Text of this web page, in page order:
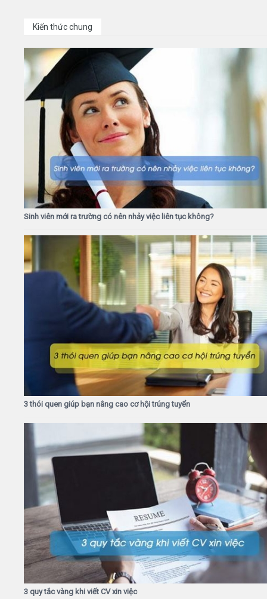
Kiến thức chung
Sinh viên mới ra trường có nên nhảy việc liên tục không?
3 thói quen giúp bạn nâng cao cơ hội trúng tuyển
3 quy tắc vàng khi viết CV xin việc